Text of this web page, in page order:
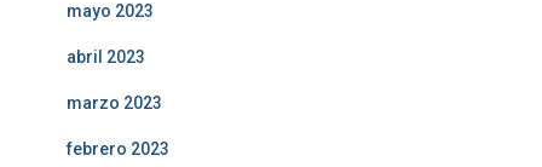
mayo 2023
abril 2023
marzo 2023
febrero 2023